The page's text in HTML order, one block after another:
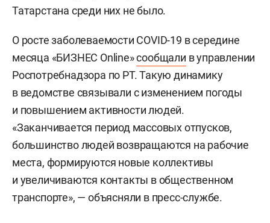
Татарстана среди них не было.
О росте заболеваемости COVID-19 в середине
месяца «БИЗНЕС Online»сообщали в управлении
Роспотребнадзора по РТ. Такую динамику
в ведомстве связывали с изменением погоды
и повышением активности людей.
«Заканчивается период массовых отпусков,
большинство людей возвращаются на рабочие
места, формируются новые коллективы
и увеличиваются контакты в общественном
транспорте», — объясняли в пресс-службе.